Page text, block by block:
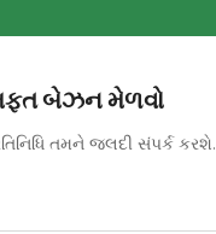
બેઝન મેળવો
તમને જલદી સંપર્ક કરશે.